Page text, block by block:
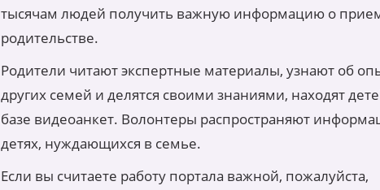
тысячам людей получить важную информацию о
родительстве.
Родители читают экспертные материалы, узнают об
других семей и делятся своими знаниями, находят
базе видеоанкет. Волонтеры распространяют
детях, нуждающихся в семье.
Если вы считаете работу портала важной, пожалуйста,